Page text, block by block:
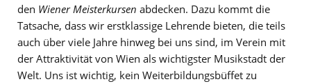
den Wiener Meisterkursen abdecken. Dazu kommt die
Tatsache, dass wir erstklassige Lehrende bieten, die teils
auch über viele Jahre hinweg bei uns sind, im Verein mit
der Attraktivität von Wien als wichtigster Musikstadt der
Welt. Uns ist wichtig, kein Weiterbildungsbüffet zu